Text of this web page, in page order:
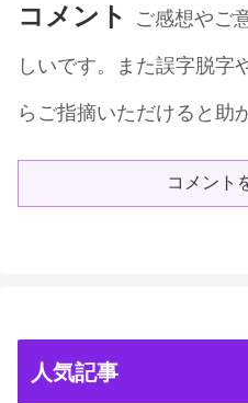
コメント ご感想やご
しいです。また誤字脱字
らご指摘いただけると助
コメント
人気記事